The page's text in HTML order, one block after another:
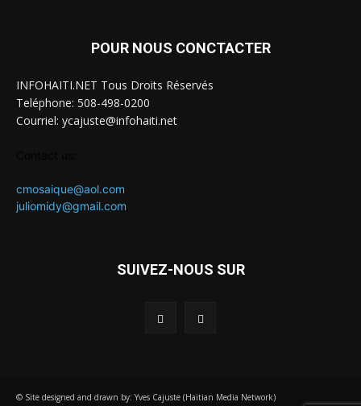
POUR NOUS CONCTACTER
INFOHAITI.NET Tous Droits Réservés
Teléphone: 508-498-0200
Courriel: ycajuste@infohaiti.net
cmosaique@aol.com
juliomidy@gmail.com
SUIVEZ-NOUS SUR
© Site designed and drawn by: Yves Cajuste (Haitian Media Network)